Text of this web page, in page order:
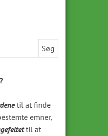
til at finde
emner,
til at